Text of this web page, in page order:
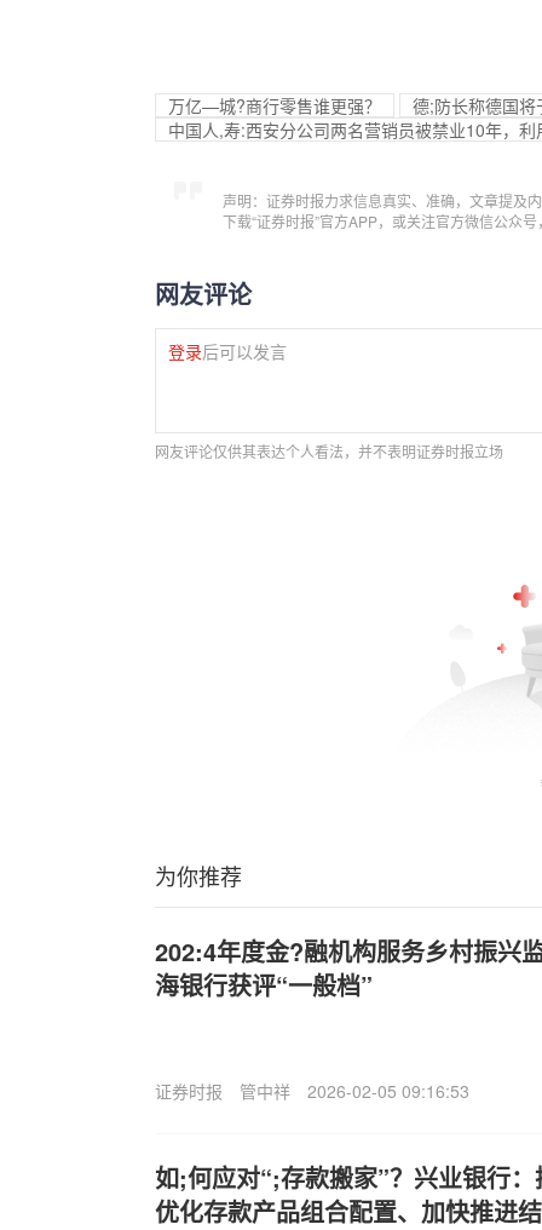
万亿—城?商行零售谁更强？
德;防长称德国
中国人,寿:西安分公司两名营销员被禁业10年，
声明：证券时报力求信息真实、准确，文章提及
下载“证券时报”官方APP，或关注官方微信公众
网友评论
登录后可以发言
网友评论仅供其表达个人看法，并不表明证券时报立场
为你推荐
202:4年度金?融机构服务乡村振兴
海银行获评“一般档”
证券时报 管中祥 2026-02-05 09:16:53
如;何应对“;存款搬家”？兴业银行
优化存款产品组合配置、加快推进